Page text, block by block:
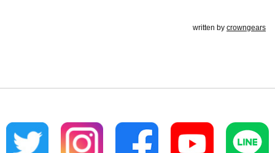
written by crowngears